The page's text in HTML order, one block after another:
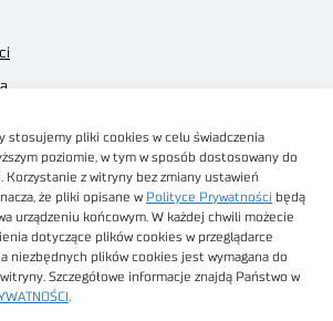
stosujemy pliki cookies w celu świadczenia
poziomie, w tym w sposób dostosowany do
Korzystanie z witryny bez zmiany ustawień
że pliki opisane w Polityce Prywatności będą
urządzeniu końcowym. W każdej chwili możecie
dotyczące plików cookies w przeglądarce
niezbędnych plików cookies jest wymagana do
Szczegółowe informacje znajdą Państwo w